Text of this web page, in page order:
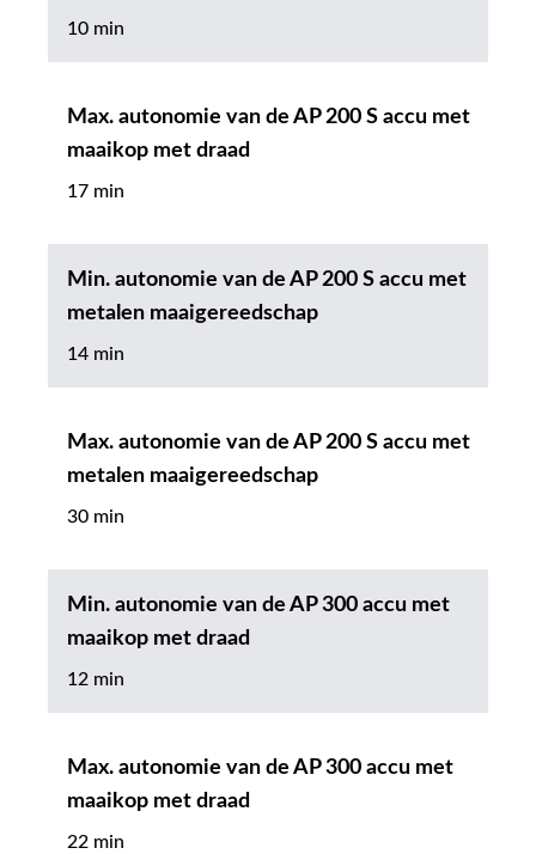
10 min
Max. autonomie van de AP 200 S accu met
maaikop met draad
17 min
Min. autonomie van de AP 200 S accu met
metalen maaigereedschap
14 min
Max. autonomie van de AP 200 S accu met
metalen maaigereedschap
30 min
Min. autonomie van de AP 300 accu met
maaikop met draad
12 min
Max. autonomie van de AP 300 accu met
maaikop met draad
22 min